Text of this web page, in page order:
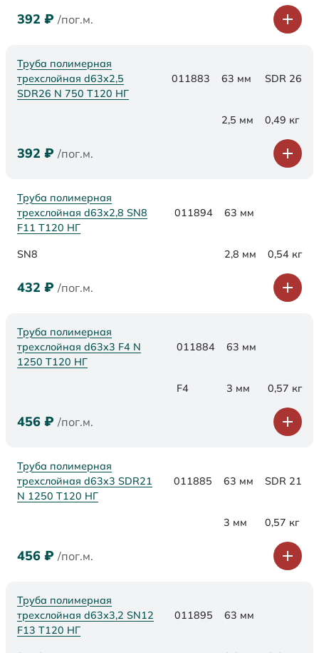
392 ₽ /пог.м.
Труба полимерная
трехслойная d63x2,5
SDR26 N 750 Т120 НГ
011883 63 мм SDR 26
2,5 мм 0,49 кг
392 ₽ /пог.м.
Труба полимерная
трехслойная d63х2,8 SN8
F11 Т120 НГ
011894 63 мм
SN8 2,8 мм 0,54 кг
432 ₽ /пог.м.
Труба полимерная
трехслойная d63x3 F4 N
1250 Т120 НГ
011884 63 мм
F4 3 мм 0,57 кг
456 ₽ /пог.м.
Труба полимерная
трехслойная d63x3 SDR21
N 1250 Т120 НГ
011885 63 мм SDR 21
3 мм 0,57 кг
456 ₽ /пог.м.
Труба полимерная
трехслойная d63х3,2 SN12
F13 Т120 НГ
011895 63 мм